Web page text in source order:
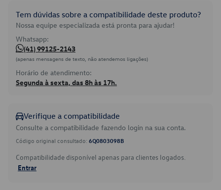
Tem dúvidas sobre a compatibilidade deste produto?
Nossa equipe especializada está pronta para ajudar!
Whatsapp:
(41) 99125-2143
(apenas mensagens de texto, não atendemos ligações)
Horário de atendimento:
Segunda à sexta, das 8h às 17h.
Verifique a compatibilidade
Consulte a compatibilidade fazendo login na sua conta.
Código original consultado: 6Q0803098B
Compatibilidade disponível apenas para clientes logados.
Entrar